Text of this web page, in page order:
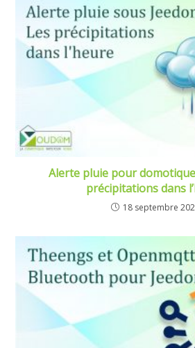
Alerte pluie pour domotique
précipitations dans
18 septembre